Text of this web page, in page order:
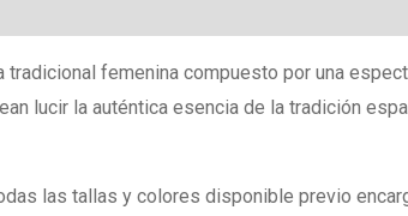
Manila
artesano
|
femenina compuesto por una
lucir la auténtica esencia de la tradición
las tallas y colores disponible previo